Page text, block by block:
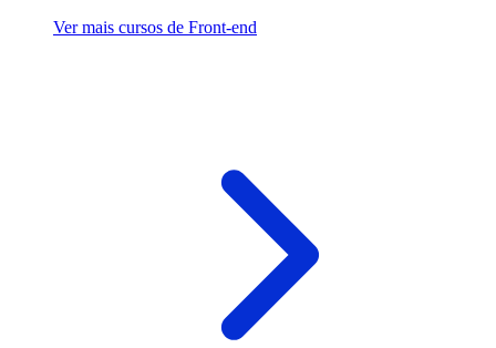
Ver mais cursos de Front-end